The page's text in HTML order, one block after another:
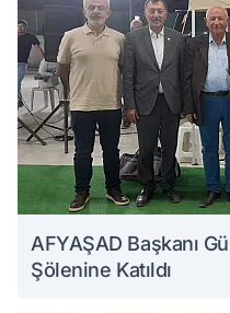
AFYAŞAD Başkanı
Şölenine Katıldı